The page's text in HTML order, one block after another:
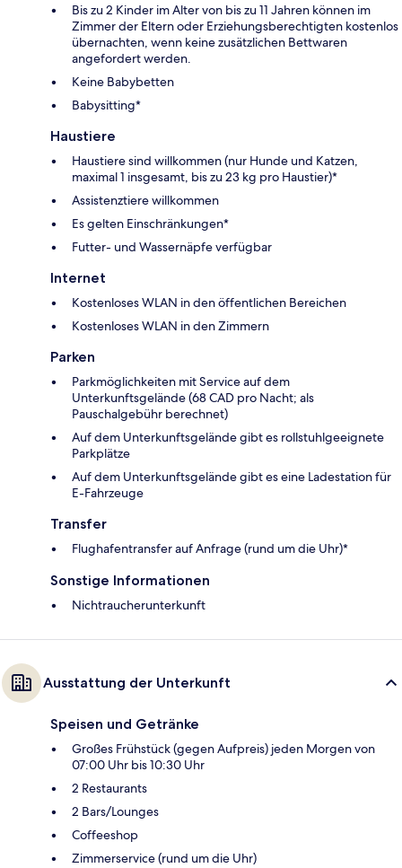
Bis zu 2 Kinder im Alter von bis zu 11 Jahren können im
Zimmer der Eltern oder Erziehungsberechtigten kostenlos
übernachten, wenn keine zusätzlichen Bettwaren
angefordert werden.
Keine Babybetten
Babysitting*
Haustiere
Haustiere sind willkommen (nur Hunde und Katzen,
maximal 1 insgesamt, bis zu 23 kg pro Haustier)*
Assistenztiere willkommen
Es gelten Einschränkungen*
Futter- und Wassernäpfe verfügbar
Internet
Kostenloses WLAN in den öffentlichen Bereichen
Kostenloses WLAN in den Zimmern
Parken
Parkmöglichkeiten mit Service auf dem
Unterkunftsgelände (68 CAD pro Nacht; als
Pauschalgebühr berechnet)
Auf dem Unterkunftsgelände gibt es rollstuhlgeeignete
Parkplätze
Auf dem Unterkunftsgelände gibt es eine Ladestation für
E-Fahrzeuge
Transfer
Flughafentransfer auf Anfrage (rund um die Uhr)*
Sonstige Informationen
Nichtraucherunterkunft
Ausstattung der Unterkunft
Speisen und Getränke
Großes Frühstück (gegen Aufpreis) jeden Morgen von
07:00 Uhr bis 10:30 Uhr
2 Restaurants
2 Bars/Lounges
Coffeeshop
Zimmerservice (rund um die Uhr)